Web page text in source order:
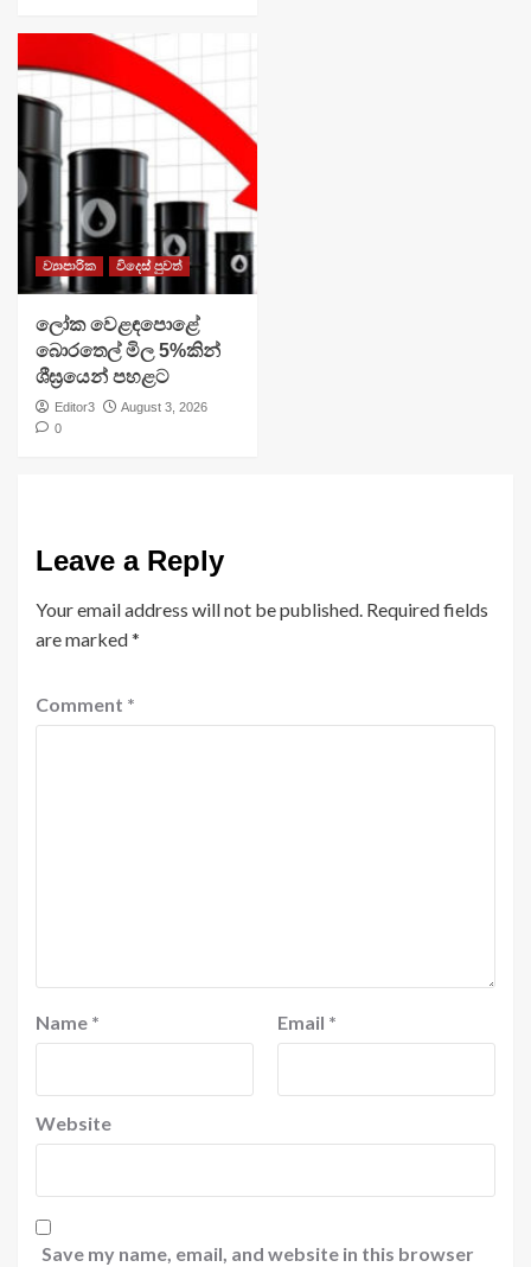
ව්‍යාපාරික විදෙස් පුවත්
ලෝක වෙළඳපොළේ
බොරතෙල් මිල 5%කින්
ශීඝ්‍රයෙන් පහළට
Editor3
August 3, 2026
0
Leave a Reply
Your email address will not be published. Required fields
are marked*
Comment *
Name * Email *
Website
Save my name, email, and website in this browser